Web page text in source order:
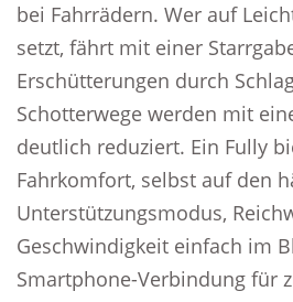
bei Fahrrädern. Wer auf
setzt, fährt mit einer
Erschütterungen durch
Schotterwege werden mit
deutlich reduziert. Ein Fully
Fahrkomfort, selbst auf den
Unterstützungsmodus,
Geschwindigkeit einfach im
Smartphone-Verbindung für